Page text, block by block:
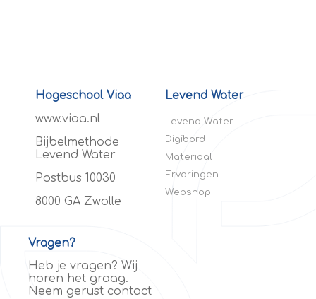
Hogeschool Viaa
www.viaa.nl
Bijbelmethode
Levend Water
Postbus 10030
8000 GA Zwolle
Levend Water
Levend Water
Digibord
Materiaal
Ervaringen
Webshop
Vragen?
Heb je vragen? Wij
horen het graag.
Neem gerust contact